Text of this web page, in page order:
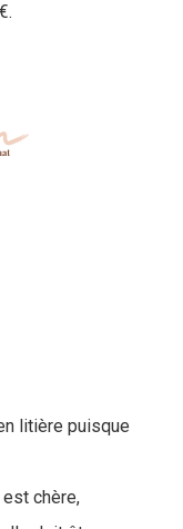
litière puisque
est chère,